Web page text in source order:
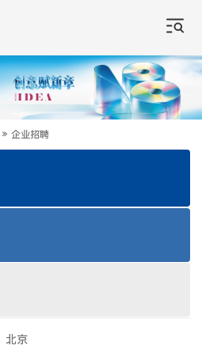
» 企业招聘
北京